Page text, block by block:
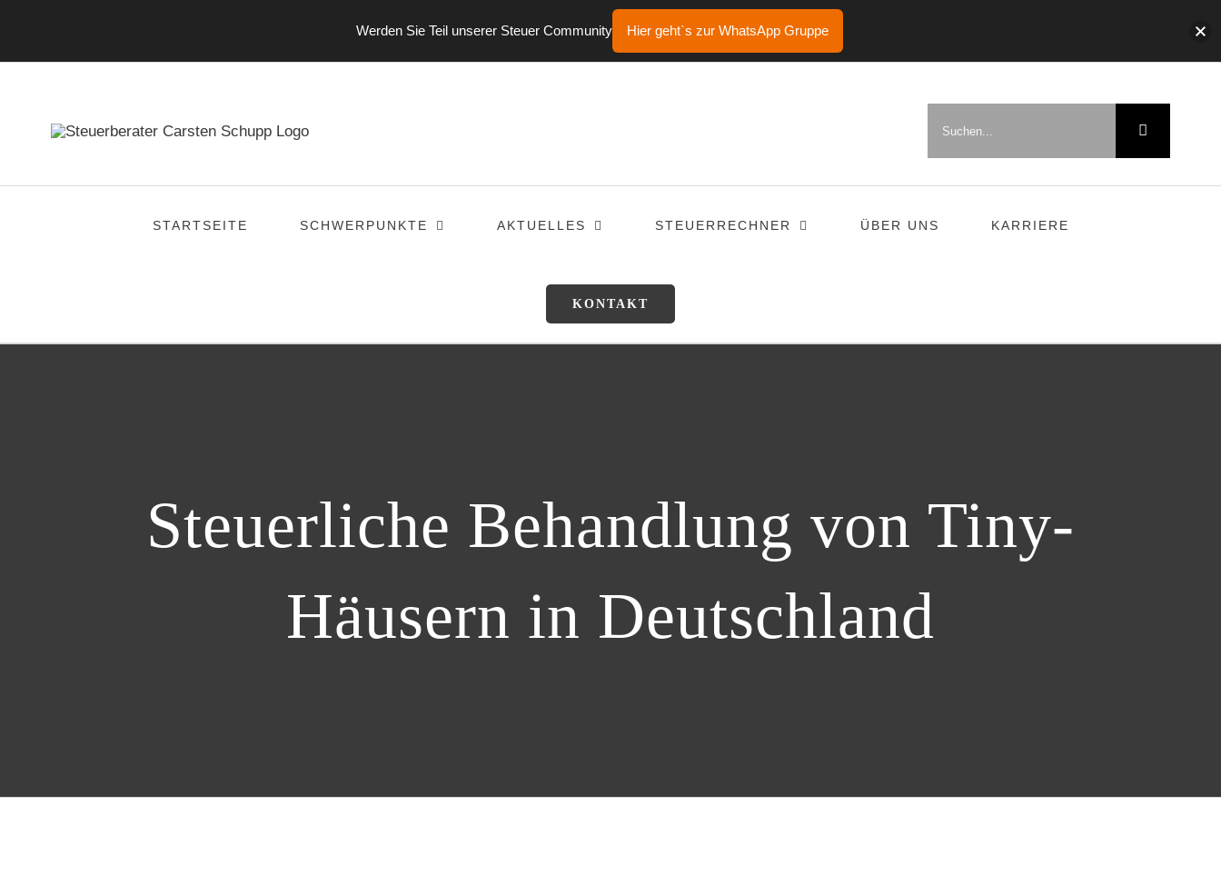
springen
STARTSEITE SCHWERPUNKTE AKTUELLES STEUERRECHNER ÜBER UNS KARRIERE
KONTAKT
Steuerliche Behandlung von Tiny-
Häusern in Deutschland
Werden Sie Teil unserer Steuer Community Hier geht`s zur WhatsApp Gruppe